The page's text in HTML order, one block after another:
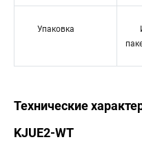
Упаковка
Технические
KJUE2-WT